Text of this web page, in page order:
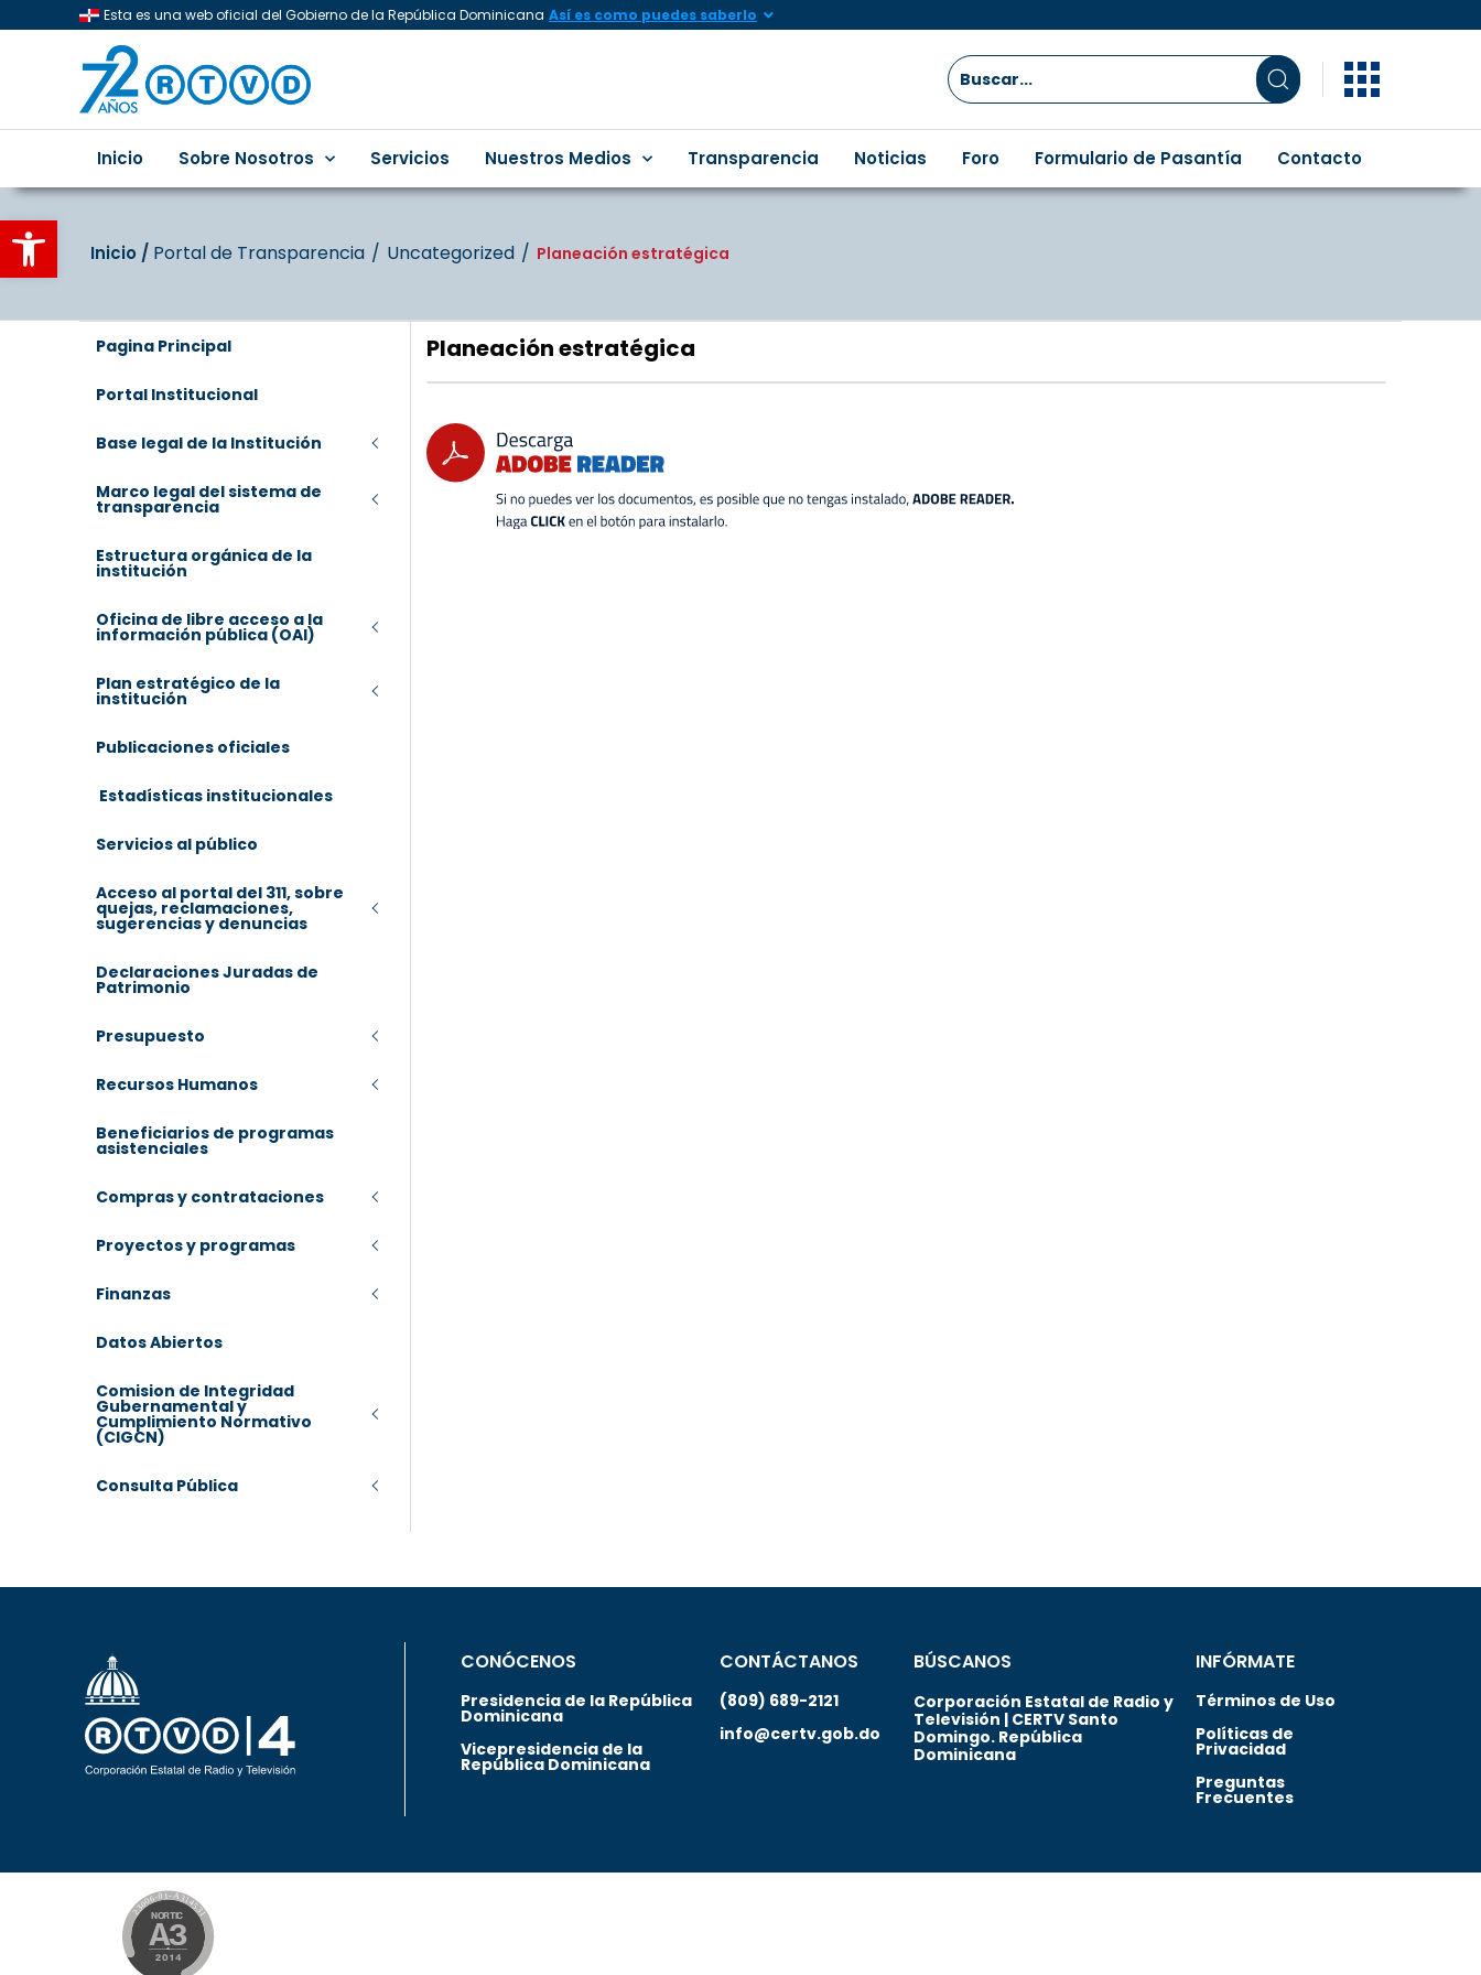
Abrir barra de herramientas
Esta es una web oficial del Gobierno de la República Dominicana Así es como puedes saberlo
Inicio Sobre Nosotros Servicios Nuestros Medios Transparencia Noticias Foro Formulario de Pasantía Contacto
Inicio‎‎ /‎ ‎ Portal de Transparencia Uncategorized Planeación estratégica
Pagina Principal
Portal Institucional
Base legal de la Institución
Marco legal del sistema de
transparencia
Estructura orgánica de la
institución
Oficina de libre acceso a la
información pública (OAI)
Plan estratégico de la
institución
Publicaciones oficiales
Estadísticas institucionales
Servicios al público
Acceso al portal del 311, sobre
quejas, reclamaciones,
sugerencias y denuncias
Declaraciones Juradas de
Patrimonio
Presupuesto
Recursos Humanos
Beneficiarios de programas
asistenciales
Compras y contrataciones
Proyectos y programas
Finanzas
Datos Abiertos
Comision de Integridad
Gubernamental y
Cumplimiento Normativo
(CIGCN)
Consulta Pública
Planeación estratégica
CONÓCENOS
Presidencia de la República
Dominicana
Vicepresidencia de la
República Dominicana
CONTÁCTANOS
(809) 689-2121
info@certv.gob.do
BÚSCANOS
Corporación Estatal de Radio y
Televisión | CERTV Santo
Domingo. República
Dominicana
INFÓRMATE
Términos de Uso
Políticas de
Privacidad
Preguntas
Frecuentes